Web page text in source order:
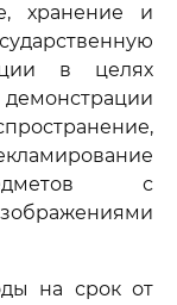
хранение и
в целях
с
на срок от